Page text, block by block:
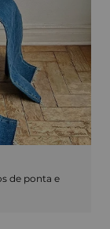
de ponta e